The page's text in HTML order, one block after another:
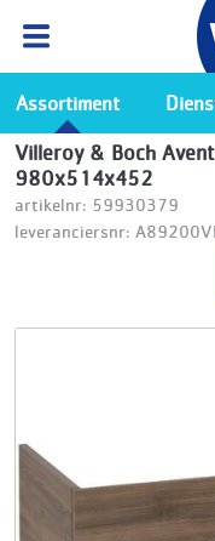
Ga naar de Wasco
Assortiment
Villeroy & Boch
980x514x452
artikelnr: 59930379
leveranciersnr: